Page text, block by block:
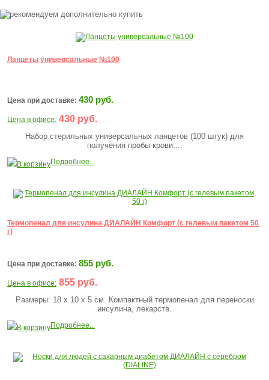
Ланцеты универсальные №100
Цена при доставке: 430 руб.
Цена в офисе: 430 руб.
Набор стерильных универсальных ланцетов (100 штук) для
получения пробы крови....
В корзинуПодробнее...
Термопенал для инсулина ДИАЛАЙН Комфорт (c гелевым пакетом 50
г)
Цена при доставке: 855 руб.
Цена в офисе: 855 руб.
Размеры: 18 х 10 х 5 см. Компактный термопенал для переноски
инсулина, лекарств.
В корзинуПодробнее...